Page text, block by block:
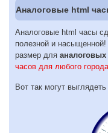
Аналоговые html
Аналоговые html часы
полезной и
размер для
часов для любого
Вот так могут